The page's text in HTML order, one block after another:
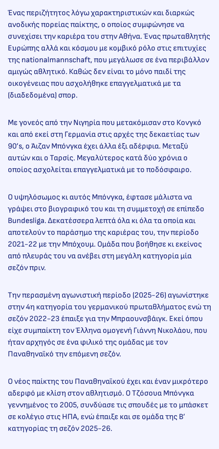
Ένας περιζήτητος λόγω χαρακτηριστικών και διαρκώς
ανοδικής πορείας παίκτης, ο οποίος συμφώνησε να
συνεχίσει την καριέρα του στην Αθήνα. Ένας πρωταθλητής
Ευρώπης αλλά και κόσμου με κομβικό ρόλο στις επιτυχίες
της nationalmannschaft, που μεγάλωσε σε ένα περιβάλλον
αμιγώς αθλητικό. Καθώς δεν είναι το μόνο παιδί της
οικογένειας που ασχολήθηκε επαγγελματικά με τα
(διαδεδομένα) σπορ.
Με γονεός από την Νιγηρία που μετακόμισαν στο Κονγκό
και από εκεί στη Γερμανία στις αρχές της δεκαετίας των
90’s, ο Άιζαν Μπόνγκα έχει άλλα έξι αδέρφια. Μεταξύ
αυτών και ο Ταρσίς. Μεγαλύτερος κατά δύο χρόνια ο
οποίος ασχολείται επαγγελματικά με το ποδόσφαιρο.
Ο υψηλόσωμος κι αυτός Μπόνγκα, έφτασε μάλιστα να
γράψει στο βιογραφικό του και τη συμμετοχή σε επίπεδο
Bundesliga. Δεκατέσσερα λεπτά όλα κι όλα τα οποία και
αποτελούν το παράσημο της καριέρας του, την περίοδο
2021-22 με την Μπόχουμ. Ομάδα που βοήθησε κι εκείνος
από πλευράς του να ανέβει στη μεγάλη κατηγορία μία
σεζόν πριν.
Την περασμένη αγωνιστική περίοδο (2025-26) αγωνίστηκε
στην 4η κατηγορία του γερμανικού πρωταθλήματος ενώ τη
σεζόν 2022-23 έπαιξε για την Μπραουνσβάιγκ. Εκεί όπου
είχε συμπαίκτη τον Έλληνα ομογενή Γιάννη Νικολάου, που
ήταν αρχηγός σε ένα φιλικό της ομάδας με τον
Παναθηναϊκό την επόμενη σεζόν.
Ο νέος παίκτης του Παναθηναϊκού έχει και έναν μικρότερο
αδερφό με κλίση στον αθλητισμό. Ο Τζόσουα Μπόνγκα
γεννημένος το 2005, συνδύασε τις σπουδές με το μπάσκετ
σε κολέγιο στις ΗΠΑ, ενώ έπαιξε και σε ομάδα της Β’
κατηγορίας τη σεζόν 2025-26.